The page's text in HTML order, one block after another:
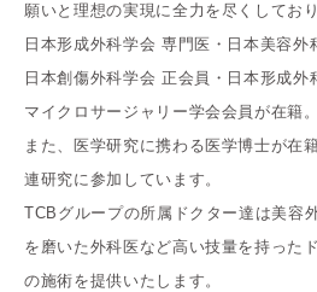
願いと理想の実現に全力を尽くしており
日本形成外科学会 専門医・日本美容外
日本創傷外科学会 正会員・日本形成
マイクロサージャリー学会会員が在籍。
また、医学研究に携わる医学博士が在
連研究に参加しています。
TCBグループの所属ドクター達は美容
を磨いた外科医など高い技量を持った
の施術を提供いたします。